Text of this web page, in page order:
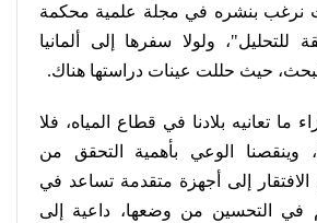
نرغب بنشره في مجلة علمية محكمة
للتحليل"، ولولا سفرها إلى ألمانيا
حيث حللت عينات دراستها هناك.
ما تعانيه بلادنا في قطاع المياه، فلا
وينقصنا الوعي بأهمية التحقق من
الافتقار إلى أجهزة متقدمة تساعد في
في التحسين من وضعها، داعية إلى